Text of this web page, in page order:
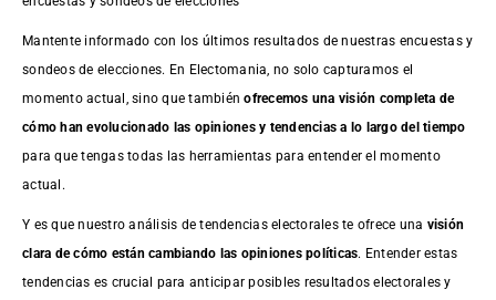
Mantente informado con los últimos resultados de nuestras encuestasy
sondeos de elecciones. En Electomania, no solo capturamos el
momento actual, sino que tambiénofrecemos una visión completa de
cómo han evolucionado las opiniones y tendencias a lo largo del tiempo
para que tengas todas las herramientas para entender el momento
actual.
Y es que nuestro análisis de tendencias electorales te ofrece una visión
clara de cómo están cambiando las opiniones políticas. Entender estas
tendencias es crucial para anticipar posibles resultados electorales y